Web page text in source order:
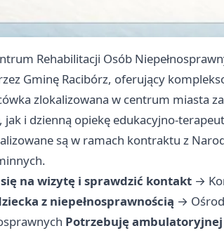
Rehabilitacji Osób
Gminę Racibórz, oferujący
zlokalizowana w centrum miasta
i dzienną opiekę edukacyjno-
są w ramach kontraktu z
na wizytę i sprawdzić kontakt →
z niepełnosprawnością →
Potrzebuję